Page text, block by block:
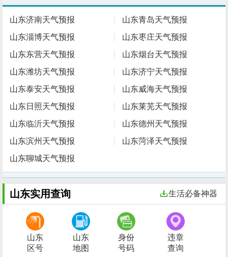
山东济南天气预报
山东青岛天气预报
山东淄博天气预报
山东枣庄天气预报
山东东营天气预报
山东烟台天气预报
山东潍坊天气预报
山东济宁天气预报
山东泰安天气预报
山东威海天气预报
山东日照天气预报
山东莱芜天气预报
山东临沂天气预报
山东德州天气预报
山东滨州天气预报
山东菏泽天气预报
山东聊城天气预报
山东实用查询 生活必备神器
山东
区号
山东
地图
身份
号码
违章
查询